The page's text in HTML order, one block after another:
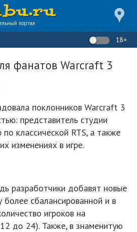
портал
18+
фанатов Warcraft 3
поклонников Warcraft 3
представитель студии
по классической RTS, а также
изменениях в игре.
разработчики добавят новые
более сбалансированной и в
игроков на
до 24). Также, в знаменитую